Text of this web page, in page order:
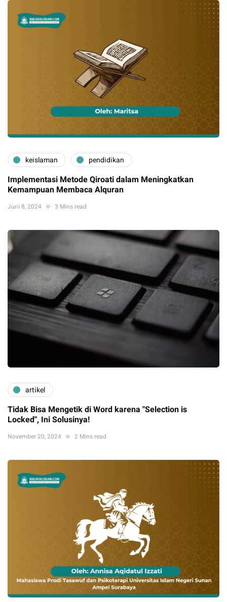
keislaman pendidikan
Implementasi Metode Qiroati dalam Meningkatkan
Kemampuan Membaca Alquran
Juni 8, 2024 3 Mins read
artikel
Tidak Bisa Mengetik di Word karena "Selection is
Locked", Ini Solusinya!
November 20, 2024 2 Mins read